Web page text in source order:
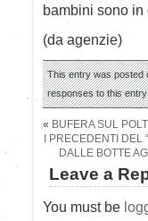
bambini sono in
(da agenzie)
This entry was posted
responses to this
« BUFERA SUL
I PRECEDENTI
DALLE BOTTE
Leave a
You must be